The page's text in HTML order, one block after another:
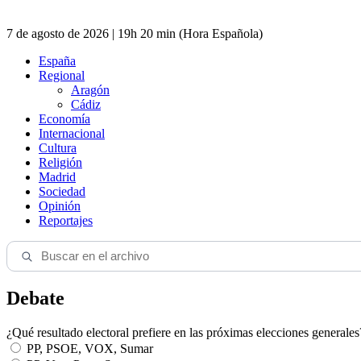
7 de agosto de 2026 | 19h 20 min (Hora Española)
España
Regional
Aragón
Cádiz
Economía
Internacional
Cultura
Religión
Madrid
Sociedad
Opinión
Reportajes
Debate
¿Qué resultado electoral prefiere en las próximas elecciones
PP, PSOE, VOX, Sumar